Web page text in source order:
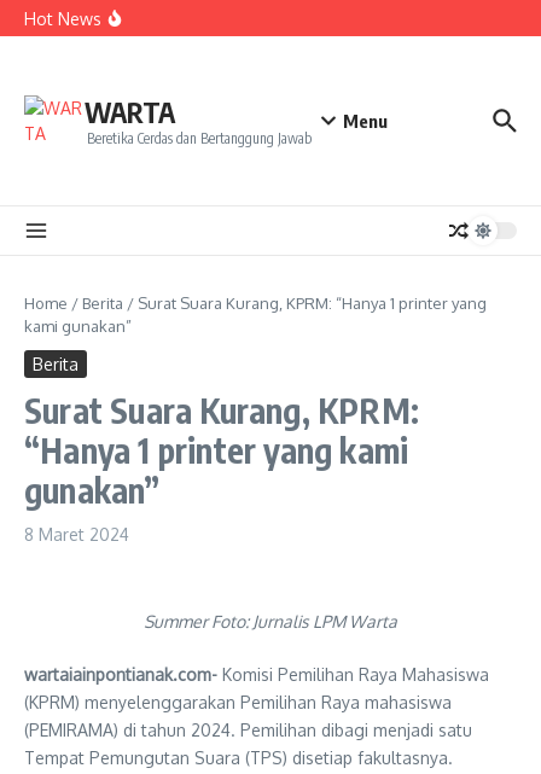
Lewati ke konten
Hot News
ke NCC 4 Bali
Sukseskan Kerja Bakti di Anjungan Melancar
WARTA
Beretika Cerdas dan Bertanggung Jawab
Menu
Home / Berita / Surat Suara Kurang, KPRM: “Hanya 1 printer yang
kami gunakan”
Berita
Surat Suara Kurang, KPRM:
“Hanya 1 printer yang kami
gunakan”
8 Maret 2024
Summer Foto: Jurnalis LPM Warta
wartaiainpontianak.com- Komisi Pemilihan Raya Mahasiswa
(KPRM) menyelenggarakan Pemilihan Raya mahasiswa
(PEMIRAMA) di tahun 2024. Pemilihan dibagi menjadi satu
Tempat Pemungutan Suara (TPS) disetiap fakultasnya.